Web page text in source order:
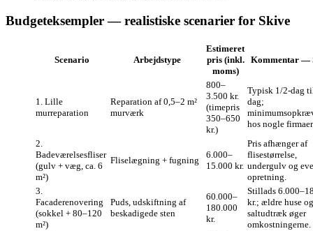
Budgeteksempler — realistiske scenarier for Skive
Scenario Arbejdstype
Estimeret
pris (inkl.
moms)
Kommentar —
1. Lille
murreparation
Reparation af 0,5–2 m²
murværk
800–
3.500 kr.
(timepris
350–650
kr.)
Typisk 1/2‑dag
dag;
hos nogle
2.
Badeværelsesfliser
(gulv + væg, ca. 6
m²)
Fliselægning + fugning
6.000–
15.000 kr.
Pris afhænger af
flisestørrelse,
undergulv og
opretning.
3.
Facaderenovering
(sokkel + 80–120
m²)
Puds, udskiftning af
beskadigede sten
60.000–
180.000
kr.
Stillads
kr.; ældre huse og
saltudtræk øger
omkostningerne.